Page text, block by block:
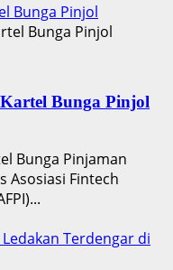
Bunga Pinjol
Bunga Pinjol
Bunga Pinjaman
Asosiasi Fintech
Terdengar di